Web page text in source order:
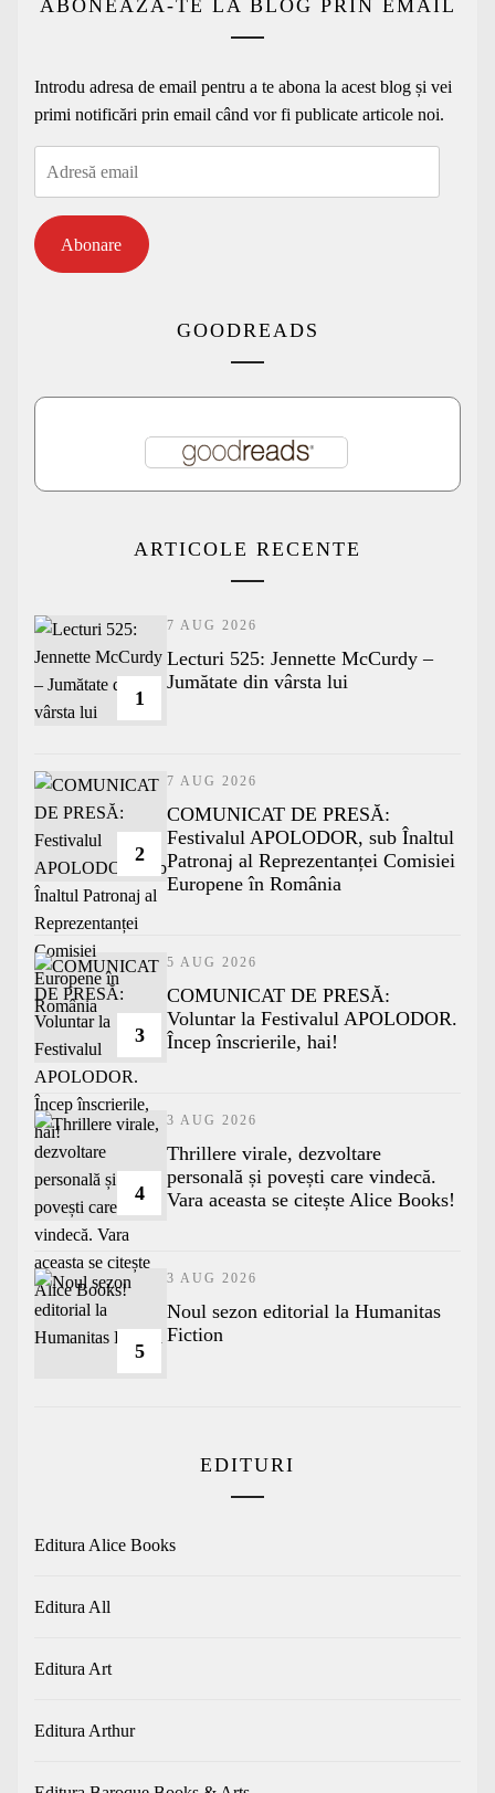
ABONEAZĂ-TE LA BLOG PRIN EMAIL
Introdu adresa de email pentru a te abona la acest blog și vei
primi notificări prin email când vor fi publicate articole noi.
Abonare
GOODREADS
ARTICOLE RECENTE
1
7 AUG 2026
Lecturi 525: Jennette McCurdy –
Jumătate din vârsta lui
2
7 AUG 2026
COMUNICAT DE PRESĂ:
Festivalul APOLODOR, sub Înaltul
Patronaj al Reprezentanței Comisiei
Europene în România
3
5 AUG 2026
COMUNICAT DE PRESĂ:
Voluntar la Festivalul APOLODOR.
Încep înscrierile, hai!
4
3 AUG 2026
Thrillere virale, dezvoltare
personală și povești care vindecă.
Vara aceasta se citește Alice Books!
5
3 AUG 2026
​Noul sezon editorial la Humanitas
Fiction
EDITURI
Editura Alice Books
Editura All
Editura Art
Editura Arthur